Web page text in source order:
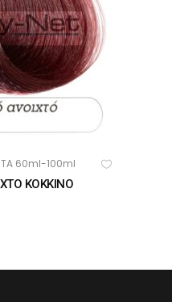
60ml-100ml
ΚΟΚΚΙΝΟ